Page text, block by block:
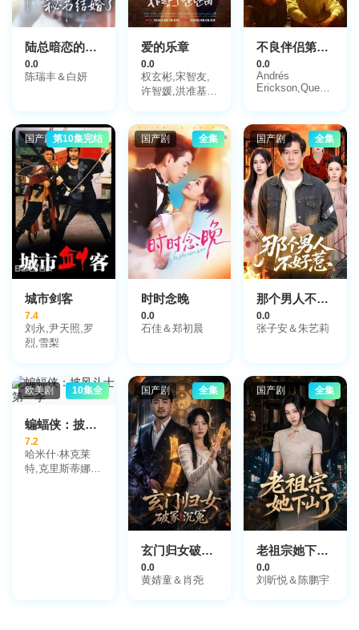
陆总暗恋的秘书结婚了
0.0
陈瑞丰＆白妍
爱的乐章
0.0
权玄彬,宋智友,
许智媛,洪准基,
不良伴侣第一季
0.0
Andrés
Erickson,Queer
国产剧第10集完结
城市剑客
7.4
刘永,尹天照,罗
烈,雪梨
国产剧 全集
时时念晚
0.0
石佳＆郑初晨
国产剧 全集
那个男人不好惹
0.0
张子安＆朱艺莉
欧美剧 10集全
蝙蝠侠：披风斗士第一季
7.2
哈米什·林克莱
特,克里斯蒂娜·
国产剧 全集
玄门归女破家沉冤
0.0
黄婧童＆肖尧
国产剧 全集
老祖宗她下山了
0.0
刘昕悦＆陈鹏宇